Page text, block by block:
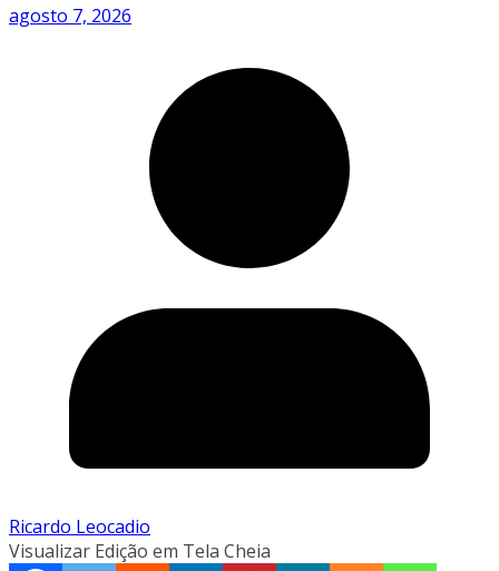
agosto 7, 2026
Ricardo Leocadio
Visualizar Edição em Tela Cheia